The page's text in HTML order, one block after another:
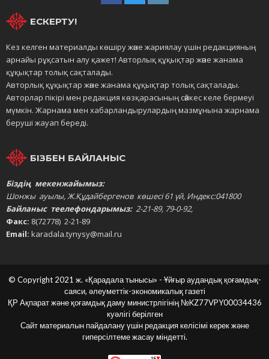
ЕСКЕРТУ!
Кез келген материалды көшіру және жариялау үшін редакцияның
арнайы рұқсатын алу қажет! Авторлық құқықтар және жанама
құқықтар толық сақталады.
Авторлық құқықтар және жанама құқықтар толық сақталады.
Авторлар пікірі мен редакция көзқарасының сәйкес келе бермеуі
мүмкін. Жарнама мен хабарландырулардың мазмұнына жарнама
беруші жауап береді.
БІЗБЕН БАЙЛАНЫС
Біздің мекенжайымыз:
Шонжы ауылы, Ж.Құдайбергенов көшесі 61 үй, Индекс:041800
Байланыс теелефондарымыз: 2-21-89, 79-0-92,
Факс: 8(72778) 2-21-89
Email: karadala.tynysy@mail.ru
© Copyright 2021 ж. «Қарадала тынысы» - Ұйғыр аудандық қоғамдық-
саяси, әлеуметтік-экономикалық газеті
ҚР Ақпарат және қоғамдық даму министрлігінің №KZ77VPY00034436
куәлігі берілген
Сайт материалын пайдалану үшін редакция келісімі керек және
гиперсілтеме жасау міндетті.